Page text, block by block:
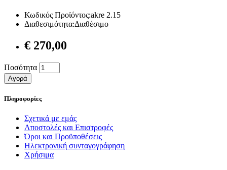
Κωδικός Προϊόντος:akre 2.15
Διαθεσιμότητα:Διαθέσιμο
€ 270,00
Ποσότητα
Αγορά
Πληροφορίες
Σχετικά με εμάς
Αποστολές και Επιστροφές
Όροι και Προϋποθέσεις
Ηλεκτρονική συνταγογράφηση
Χρήσιμα